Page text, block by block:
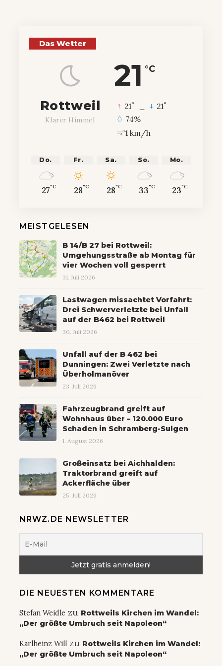
Das Wetter
21 °C
Rottweil
Klarer Himmel
21° 21°
74%
1 km/h
Do.
27°C
Fr.
28°C
Sa.
28°C
So.
33°C
Mo.
23°C
MEISTGELESEN
B 14/B 27 bei Rottweil:
Umgehungsstraße ab Montag für
vier Wochen voll gesperrt
31. Juli 2026
Lastwagen missachtet Vorfahrt:
Drei Schwerverletzte bei Unfall
auf der B462 bei Rottweil
30. Juli 2026
Unfall auf der B 462 bei
Dunningen: Zwei Verletzte nach
Überholmanöver
23. Juli 2026
Fahrzeugbrand greift auf
Wohnhaus über – 120.000 Euro
Schaden in Schramberg-Sulgen
1. August 2026
Großeinsatz bei Aichhalden:
Traktorbrand greift auf
Ackerfläche über
25. Juli 2026
NRWZ.DE NEWSLETTER
DIE NEUESTEN KOMMENTARE
Stefan Weidle zu Rottweils Kirchen im Wandel:
„Der größte Umbruch seit Napoleon“
Karlheinz Will zu Rottweils Kirchen im Wandel:
„Der größte Umbruch seit Napoleon“